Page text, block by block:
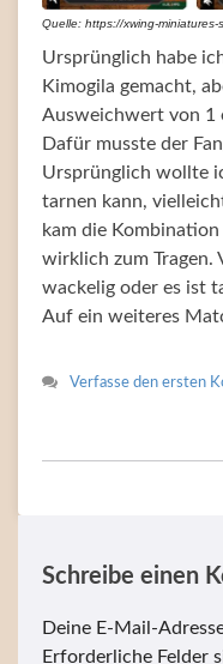
Quelle: https://xwing-
Ursprünglich habe
Kimogila gemacht,
Ausweichwert von 1
Dafür musste der
Ursprünglich wollte
tarnen kann,
kam die
wirklich zum Tragen.
wackelig oder es ist
Auf ein weiteres
Verfasse den ersten
Schreibe einen
Deine E-Mail-
Erforderliche Felder